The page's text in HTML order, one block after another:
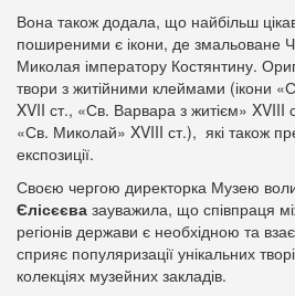
Вона також додала, що найбільш
поширеними є ікони, де змальоване
Миколая імператору Костянтину.
твори з житійними клеймами (ікони
XVII ст., «Св. Варвара з житієм» XVIII
«Св. Миколай» XVIII ст.), які також
експозиції.
Своєю чергою директорка Музею
Єлісєєва зауважила, що співпраця
регіонів держави є необхідною та
сприяє популяризації унікальних
колекціях музейних закладів.